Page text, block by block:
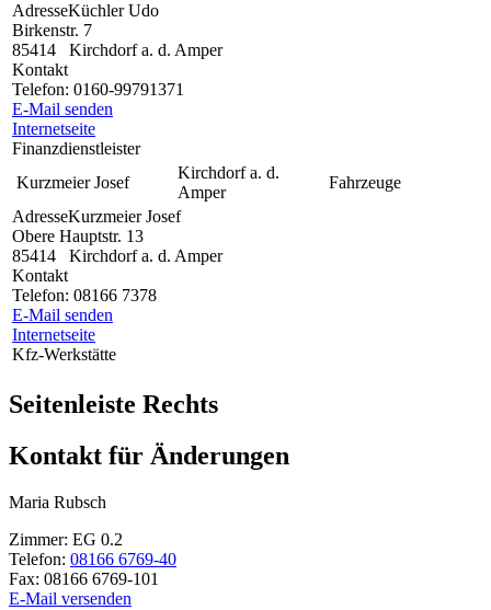
AdresseKüchler Udo
Birkenstr. 7
85414
Kirchdorf a. d. Amper
Kontakt
Telefon: 0160-99791371
E-Mail senden
Internetseite
Finanzdienstleister
Kurzmeier Josef
Kirchdorf a. d.
Amper
Fahrzeuge
AdresseKurzmeier Josef
Obere Hauptstr. 13
85414
Kirchdorf a. d. Amper
Kontakt
Telefon: 08166 7378
E-Mail senden
Internetseite
Kfz-Werkstätte
Seitenleiste Rechts
Kontakt für Änderungen
Maria Rubsch
Zimmer: EG 0.2
Telefon: 08166 6769-40
Fax: 08166 6769-101
E-Mail versenden